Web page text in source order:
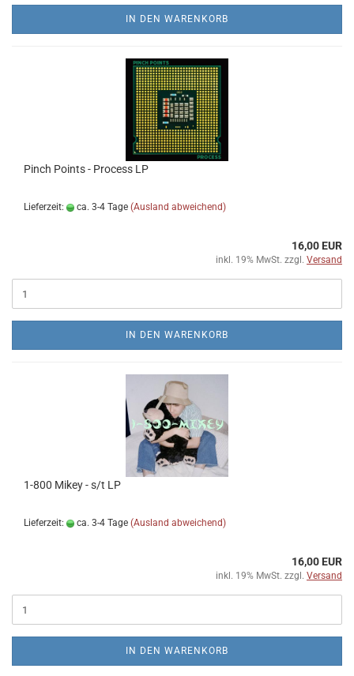
IN DEN WARENKORB
Pinch Points - Process LP
Lieferzeit: ca. 3-4 Tage (Ausland abweichend)
16,00 EUR
inkl. 19% MwSt. zzgl. Versand
IN DEN WARENKORB
1​-​800 Mikey - s​/​t LP
Lieferzeit: ca. 3-4 Tage (Ausland abweichend)
16,00 EUR
inkl. 19% MwSt. zzgl. Versand
IN DEN WARENKORB